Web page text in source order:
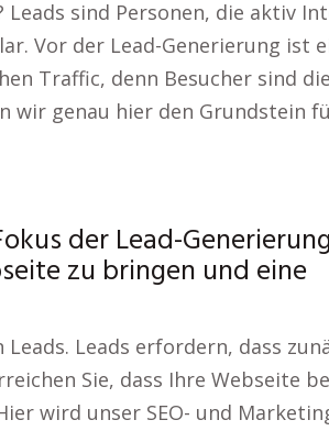
sind Personen, die aktiv
Vor der Lead-Generierung ist
Traffic, denn Besucher sind die
wir genau hier den Grundstein
der Lead-
zu bringen und eine
Leads erfordern, dass
Sie, dass Ihre Webseite
wird unser SEO- und